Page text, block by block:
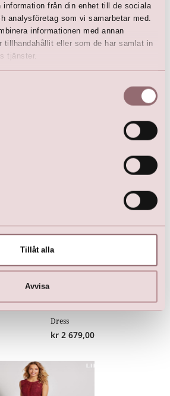
information från din enhet till de sociala
analysföretag som vi samarbetar med.
informationen med annan
tillhandahållit eller som de har samlat in
tjänster.
Tillåt alla
Avvisa
Crunchy Tulle Illusion
(rosa)
500,00
Dress
kr 2 679,00